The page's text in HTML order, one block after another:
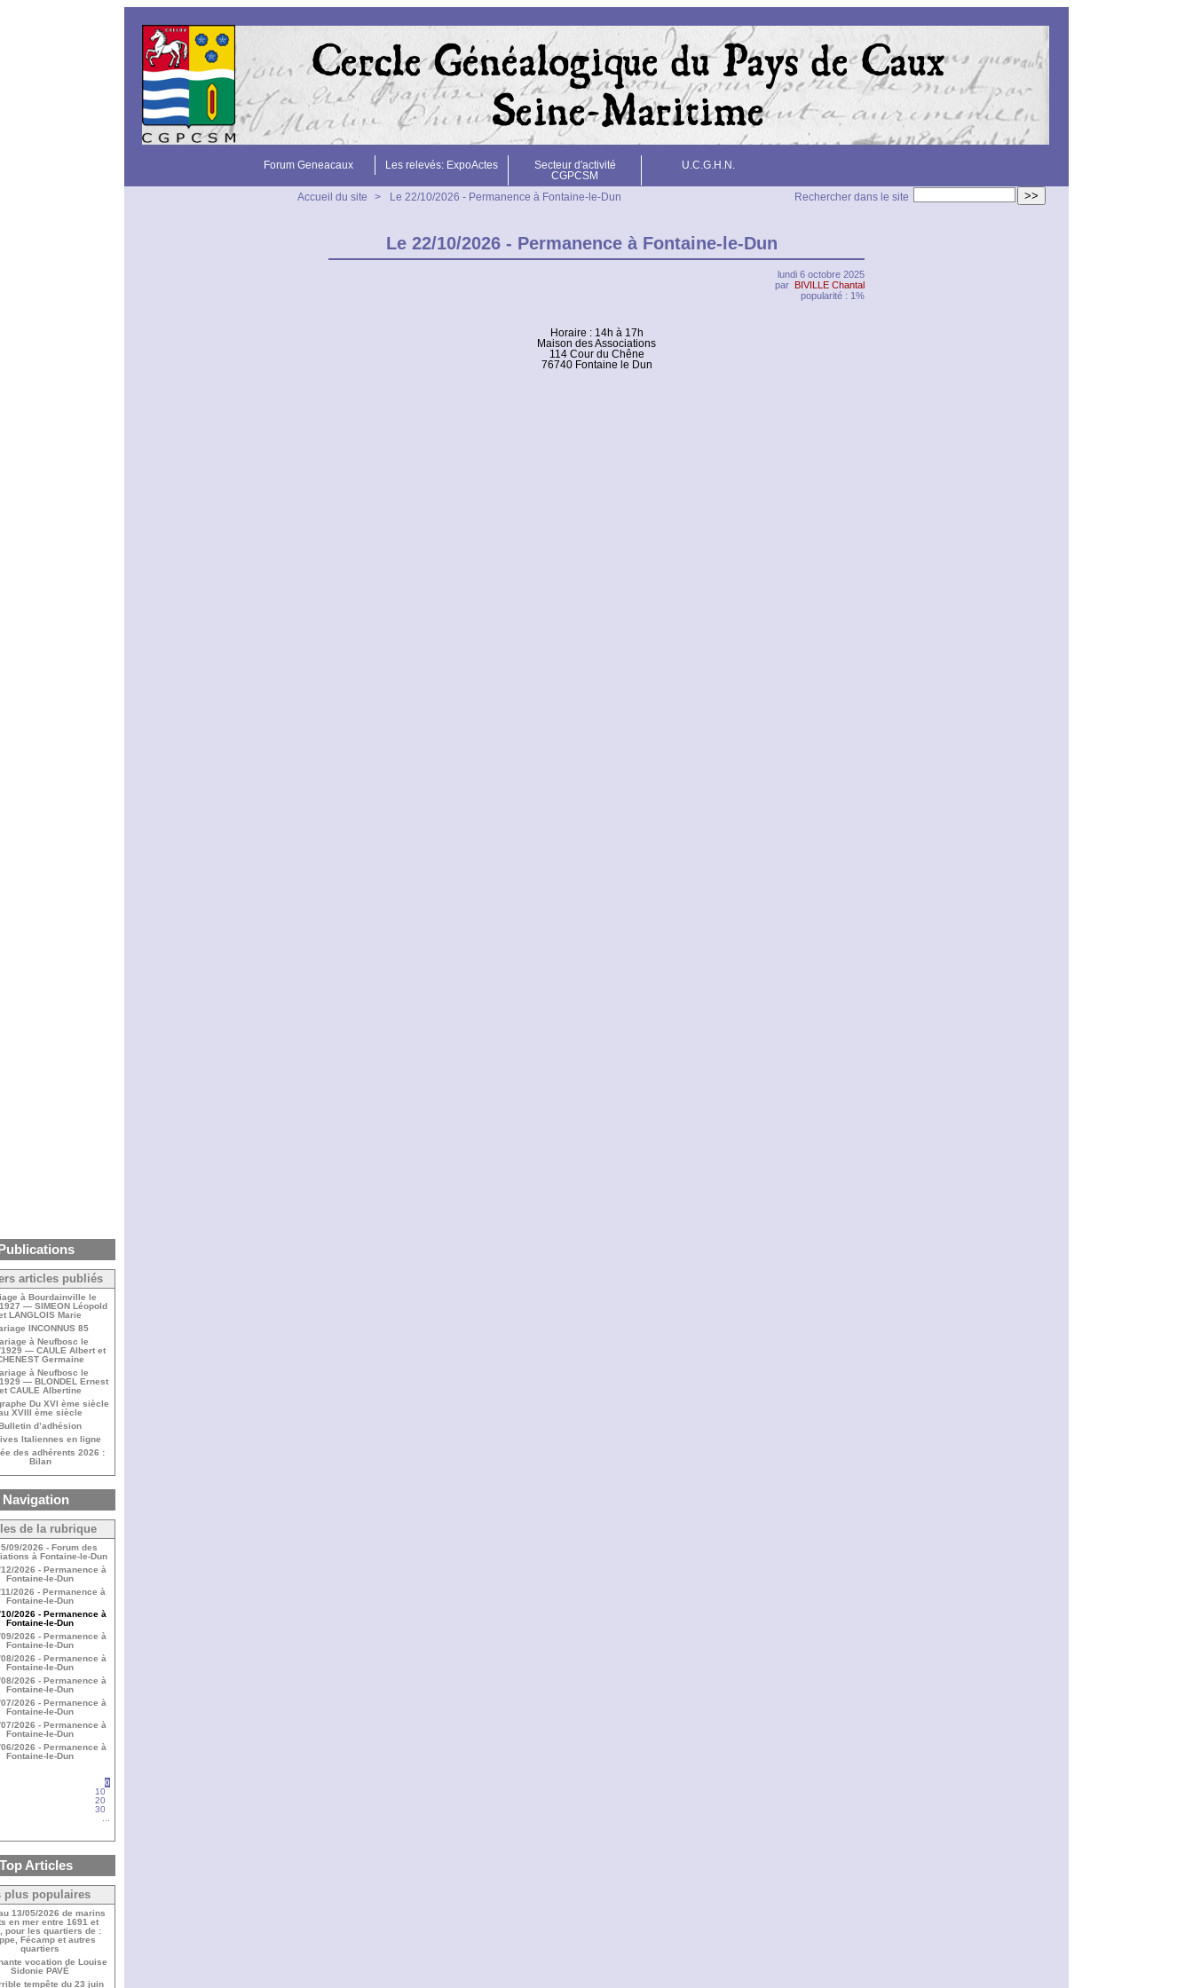
Forum Geneacaux Les relevés: ExpoActes
Secteur d'activité
CGPCSM
U.C.G.H.N.
>>
Rechercher dans le site
Accueil du site > Le 22/10/2026 - Permanence à Fontaine-le-Dun
Le 22/10/2026 - Permanence à Fontaine-le-Dun
lundi 6 octobre 2025
par BIVILLE Chantal
popularité : 1%
Horaire : 14h à 17h
Maison des Associations
114 Cour du Chêne
76740 Fontaine le Dun
articles publiés
à Bourdainville le
— SIMEON Léopold
LANGLOIS Marie
INCONNUS 85
à Neufbosc le
— CAULE Albert et
Germaine
à Neufbosc le
— BLONDEL Ernest
CAULE Albertine
Du XVI ème siècle
XVIII ème siècle
d’adhésion
Italiennes en ligne
des adhérents 2026 :
Bilan
Navigation
de la rubrique
09/2026 - Forum des
à Fontaine-le-Dun
2026 - Permanence à
Fontaine-le-Dun
2026 - Permanence à
Fontaine-le-Dun
2026 - Permanence à
Fontaine-le-Dun
2026 - Permanence à
Fontaine-le-Dun
2026 - Permanence à
Fontaine-le-Dun
2026 - Permanence à
Fontaine-le-Dun
2026 - Permanence à
Fontaine-le-Dun
2026 - Permanence à
Fontaine-le-Dun
2026 - Permanence à
Fontaine-le-Dun
0
10
20
30
Articles
plus populaires
13/05/2026 de marins
en mer entre 1691 et
pour les quartiers de :
Fécamp et autres
quartiers
vocation de Louise
Sidonie PAVÉ
tempête du 23 juin